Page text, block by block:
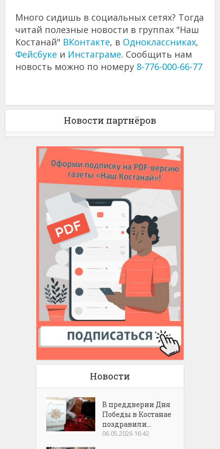
Много сидишь в социальных сетях? Тогда
читай полезные новости в группах "Наш
Костанай" ВКонтакте, в Одноклассниках,
Фейсбуке и Инстаграме. Сообщить нам
новость можно по номеру 8-776-000-66-77
Новости партнёров
Новости
В преддверии Дня
Победы в Костанае
поздравили...
06.05.2026 16:42